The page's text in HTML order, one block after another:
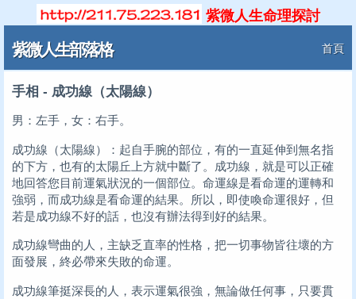
紫微人生命理探討
紫微人生部落格 首頁
手相 - 成功線（太陽線）
男：左手，女：右手。
成功線（太陽線）：起自手腕的部位，有的一直延伸到無名指
的下方，也有的太陽丘上方就中斷了。成功線，就是可以正確
地回答您目前運氣狀況的一個部位。命運線是看命運的運轉和
強弱，而成功線是看命運的結果。所以，即使喚命運很好，但
若是成功線不好的話，也沒有辦法得到好的結果。
成功線彎曲的人，主缺乏直率的性格，把一切事物皆往壞的方
面發展，終必帶來失敗的命運。
成功線筆挺深長的人，表示運氣很強，無論做任何事，只要貫